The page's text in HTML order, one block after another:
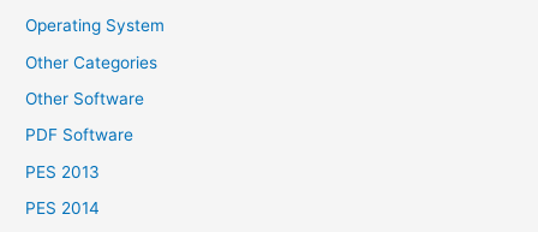
Operating System
Other Categories
Other Software
PDF Software
PES 2013
PES 2014